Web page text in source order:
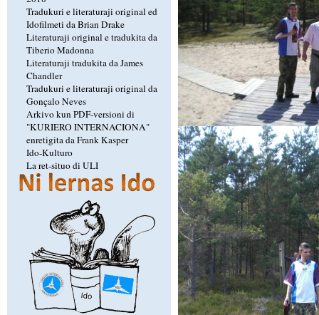
Tradukuri e literaturaji original ed
Idofilmeti da Brian Drake
Literaturaji original e tradukita da
Tiberio Madonna
Literaturaji tradukita da James
Chandler
Tradukuri e literaturaji original da
Gonçalo Neves
Arkivo kun PDF-versioni di
"KURIERO INTERNACIONA"
enretigita da Frank Kasper
Ido-Kulturo
La ret-situo di ULI